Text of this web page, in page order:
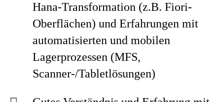
Hana-Transformation (z.B. Fiori-
Oberflächen) und Erfahrungen mit
automatisierten und mobilen
Lagerprozessen (MFS,
Scanner-/Tabletlösungen)